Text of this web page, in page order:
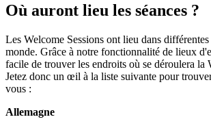
Où auront lieu les séances ?
Les Welcome Sessions ont lieu dans
monde. Grâce à notre fonctionnalité de lieux
facile de trouver les endroits où se déroulera la
Jetez donc un œil à la liste suivante pour
vous :
Allemagne